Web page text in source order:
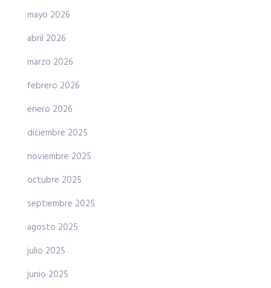
mayo 2026
abril 2026
marzo 2026
febrero 2026
enero 2026
diciembre 2025
noviembre 2025
octubre 2025
septiembre 2025
agosto 2025
julio 2025
junio 2025